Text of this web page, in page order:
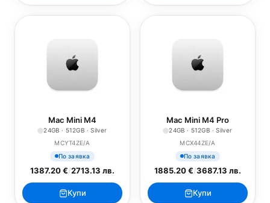
Mac Mini M4
24GB · 512GB · Silver
MCYT4ZE/A
По заявка
1387.20 €/2713.13 лв.
Купи
Mac Mini M4 Pro
24GB · 512GB · Silver
MCX44ZE/A
По заявка
1885.20 €/3687.13 лв.
Купи